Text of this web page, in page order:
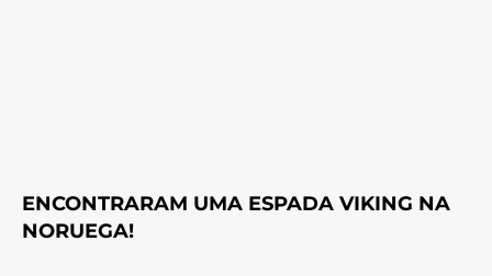
ENCONTRARAM UMA ESPADA VIKING NA
NORUEGA!